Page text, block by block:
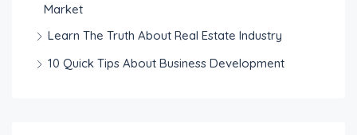
Market
Learn The Truth About Real Estate Industry
10 Quick Tips About Business Development